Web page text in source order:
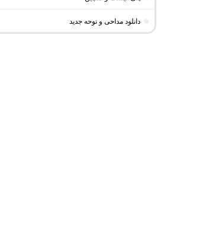
دانلود مداحی و نوحه جدید